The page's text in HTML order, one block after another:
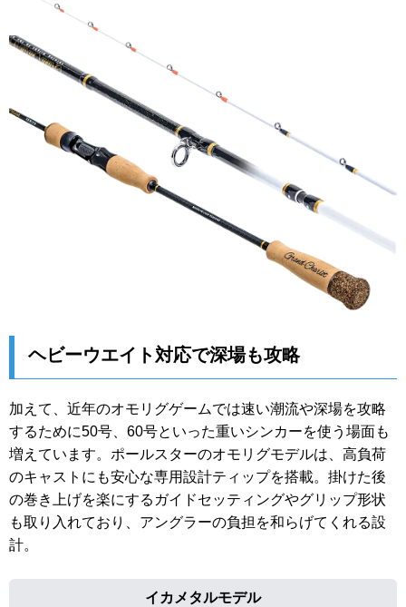
ヘビーウエイト対応で深場も攻略
加えて、近年のオモリグゲームでは速い潮流や深場を攻略
するために50号、60号といった重いシンカーを使う場面も
増えています。ポールスターのオモリグモデルは、高負荷
のキャストにも安心な専用設計ティップを搭載。掛けた後
の巻き上げを楽にするガイドセッティングやグリップ形状
も取り入れており、アングラーの負担を和らげてくれる設
計。
イカメタルモデル